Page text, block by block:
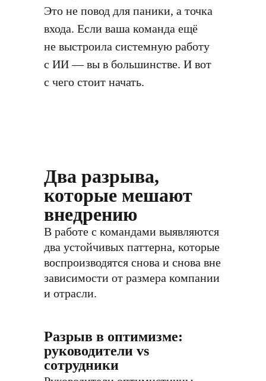
Это не повод для паники, а точка
входа. Если ваша команда ещё
не выстроила системную работу
с ИИ — вы в большинстве. И вот
с чего стоит начать.
Два разрыва,
которые мешают
внедрению
В работе с командами выявляются
два устойчивых паттерна, которые
воспроизводятся снова и снова вне
зависимости от размера компании
и отрасли.
Разрыв в оптимизме:
руководители vs
сотрудники